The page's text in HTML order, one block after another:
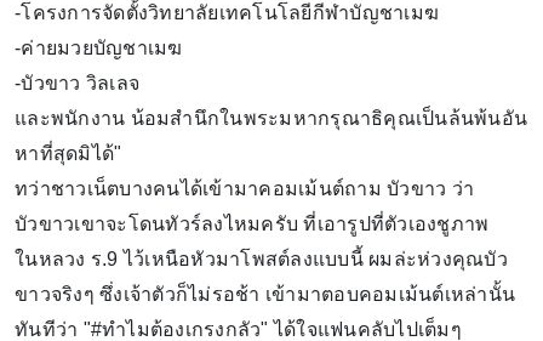
-โครงการจัดตั้งวิทยาลัยเทคโนโลยีกีฬาบัญชาเมฆ
-ค่ายมวยบัญชาเมฆ
-บัวขาว วิลเลจ
และพนักงาน น้อมสำนึกในพระมหากรุณาธิคุณเป็นล้นพ้นอัน
หาที่สุดมิได้"
ทว่าชาวเน็ตบางคนได้เข้ามาคอมเม้นต์ถาม บัวขาว ว่า
บัวขาวเขาจะโดนทัวร์ลงไหมครับ ที่เอารูปที่ตัวเองชูภาพ
ในหลวง ร.9 ไว้เหนือหัวมาโพสต์ลงแบบนี้ ผมล่ะห่วงคุณบัว
ขาวจริงๆ ซึ่งเจ้าตัวก็ไม่รอช้า เข้ามาตอบคอมเม้นต์เหล่านั้น
ทันทีว่า "#ทำไมต้องเกรงกลัว" ได้ใจแฟนคลับไปเต็มๆ